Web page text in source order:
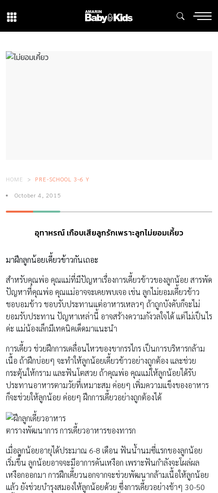
HOME PRE-SCHOOL 3-6 Y
October 4, 2015
อุทาหรณ์ เกือบเสียลูกรักเพราะลูกไม่ยอมเคี้ยว
มาฝึกลูกน้อยเคี้ยวข้าวกันเถอะ
สำหรับคุณพ่อ คุณแม่ที่มีปัญหาเรื่องการเคี้ยวข้าวของลูกน้อย สารพัด
ปัญหาที่คุณพ่อ คุณแม่อาจจะเคยพบเจอ เช่น ลูกไม่ยอมเคี้ยวข้าว
ชอบอมข้าว ชอบรับประทานแต่อาหารเหลวๆ ถ้าถูกบังคับก็จะไม่
ยอมรับประทาน ปัญหาเหล่านี้ อาจสร้างความกังวลใจได้ แต่ไม่เป็นไร
ค่ะ แม่น้องเล็กมีเทคนิคเด็ดมาแนะนำ
การเคี้ยว ช่วยฝึกการเคลื่อนไหวของขากรรไกร เป็นการบริหารกล้าม
เนื้อ ถ้าฝึกบ่อยๆ จะทำให้ลูกน้อยเคี้ยวข้าวอย่างถูกต้อง และช่วย
กระตุ้นให้กราม และฟันโตสวย ถ้าคุณพ่อ คุณแม่ให้ลูกน้อยได้รับ
ประทานอาหารตามวัยที่เหมาะสม ค่อยๆ เพิ่มความแข็งของอาหาร
ก็จะช่วยให้ลูกน้อย ค่อยๆ ฝึกการเคี้ยวอย่างถูกต้องได้
ตารางพัฒนาการ การเคี้ยวอาหารของทารก
เมื่อลูกน้อยอายุได้ประมาณ 6-8 เดือน ฟันน้ำนมซี่แรกของลูกน้อย
เริ่มขึ้น ลูกน้อยอาจจะมีอาการคันเหงือก เพราะฟันกำลังจะโผล่ผล
เหงือกออกมา การฝึกเคี้ยวนอกจากจะช่วยพัฒนากล้ามเนื้อให้ลูกน้อย
แล้ว ยังช่วยบำรุงสมองให้ลูกน้อยด้วย ซึ่งการเคี้ยวอย่างช้าๆ 30-50